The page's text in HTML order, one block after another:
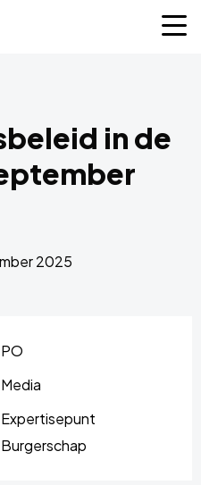
in de
2025
PO
Media
Expertisepunt
Burgerschap